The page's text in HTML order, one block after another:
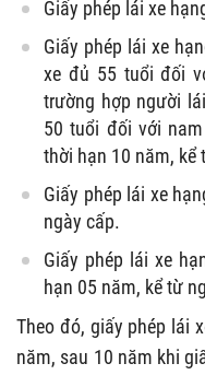
Giấy phép lái xe
Giấy phép lái xe
xe đủ 55 tuổi đối
trường hợp người
50 tuổi đối với
thời hạn 10 năm, kể
Giấy phép lái xe
ngày cấp.
Giấy phép lái xe
hạn 05 năm, kể từ
Theo đó, giấy phép lái
năm, sau 10 năm khi